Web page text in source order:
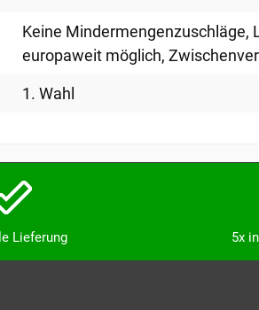
Keine Mindermengenzuschläge,
europaweit möglich,
1. Wahl
Lieferung 5x